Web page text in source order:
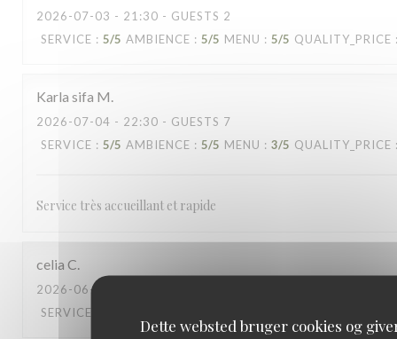
Dette websted bruger cookies og
2026-07-03 - 21:30 - GUESTS 2
SERVICE : 5/5 AMBIENCE : 5/5 MENU : 5/5 QUALITY_PRICE
Karla sifa M
2026-07-04 - 22:30 - GUESTS 7
SERVICE : 5/5 AMBIENCE : 5/5 MENU : 3/5 QUALITY_PRICE
Service très accueillant et rapide
celia C
2026-06-27
SERVICE